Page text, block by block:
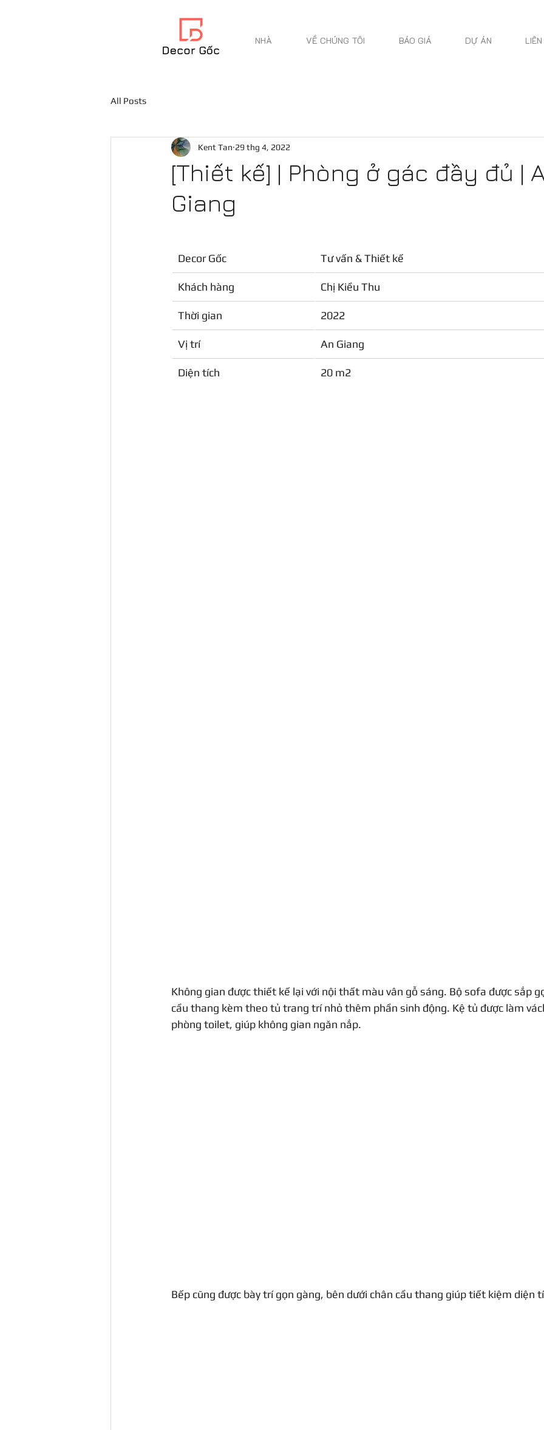
NHÀ VỀ CHÚNG TÔI BÁO GIÁ DỰ ÁN
All Posts
[Thiết kế] | Phòng ở gác đầy đủ |
Giang
Kent Tan 29 thg 4, 2022
Decor Gốc Tư vấn & Thiết kế
Khách hàng Chị Kiều Thu
Thời gian 2022
Vị trí An Giang
Diện tích 20 m2
Không gian được thiết kế lại với nội thất màu vân gỗ sáng. Bộ sofa được sắp
cầu thang kèm theo tủ trang trí nhỏ thêm phần sinh động. Kệ tủ được làm
phòng toilet, giúp không gian ngăn nắp.
Bếp cũng được bày trí gọn gàng, bên dưới chân cầu thang giúp tiết kiệm diện